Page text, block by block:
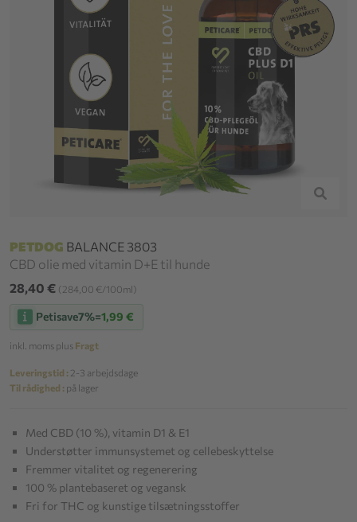
PETDOG BALANCE 3803
CBD olie med vitamin D+E til hunde
28,40 € (284,00 €/100ml)
Petisave7%=1,99 €
inkl. moms plus Fragt
Leveringstid : 2-3 arbejdsdage
Til rådighed : på lager
Med CBD (10 %), vitamin D1 & E1
Understøtter immunsystemet og cellebeskyttelse
Fremmer vitalitet og regenerering
100 % plantebaseret og vegansk
Fri for THC og kunstige tilsætningsstoffer